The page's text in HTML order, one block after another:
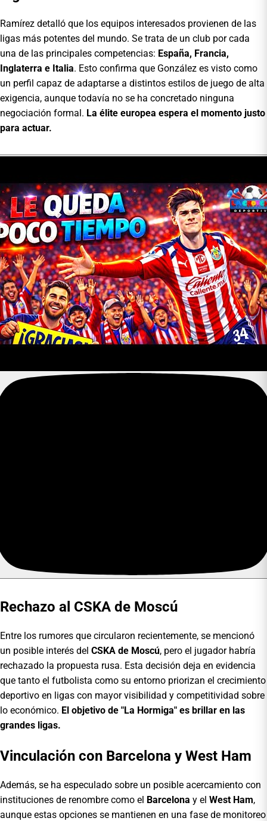
Ramírez detalló que los equipos interesados provienen de las
ligas más potentes del mundo. Se trata de un club por cada
una de las principales competencias: España, Francia,
Inglaterra e Italia. Esto confirma que González es visto como
un perfil capaz de adaptarse a distintos estilos de juego de alta
exigencia, aunque todavía no se ha concretado ninguna
negociación formal. La élite europea espera el momento justo
para actuar.
Rechazo al CSKA de Moscú
Entre los rumores que circularon recientemente, se mencionó
un posible interés del CSKA de Moscú, pero el jugador habría
rechazado la propuesta rusa. Esta decisión deja en evidencia
que tanto el futbolista como su entorno priorizan el crecimiento
deportivo en ligas con mayor visibilidad y competitividad sobre
lo económico. El objetivo de "La Hormiga" es brillar en las
grandes ligas.
Vinculación con Barcelona y West Ham
Además, se ha especulado sobre un posible acercamiento con
instituciones de renombre como el Barcelona y el West Ham,
aunque estas opciones se mantienen en una fase de monitoreo